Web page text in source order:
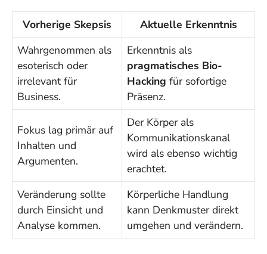
Vorherige Skepsis
Aktuelle Erkenntnis
Wahrgenommen als
esoterisch oder
irrelevant für
Business.
Erkenntnis als
pragmatisches Bio-
Hacking für sofortige
Präsenz.
Fokus lag primär auf
Inhalten und
Argumenten.
Der Körper als
Kommunikationskanal
wird als ebenso wichtig
erachtet.
Veränderung sollte
durch Einsicht und
Analyse kommen.
Körperliche Handlung
kann Denkmuster direkt
umgehen und verändern.